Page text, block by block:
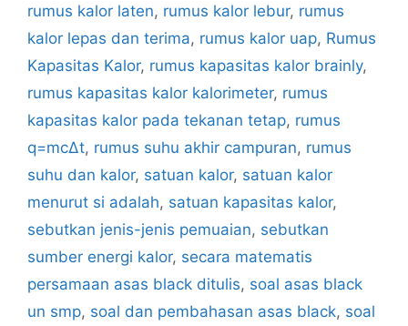
rumus kalor laten, rumus kalor lebur, rumus
kalor lepas dan terima, rumus kalor uap, Rumus
Kapasitas Kalor, rumus kapasitas kalor brainly,
rumus kapasitas kalor kalorimeter, rumus
kapasitas kalor pada tekanan tetap, rumus
q=mc∆t, rumus suhu akhir campuran, rumus
suhu dan kalor, satuan kalor, satuan kalor
menurut si adalah, satuan kapasitas kalor,
sebutkan jenis-jenis pemuaian, sebutkan
sumber energi kalor, secara matematis
persamaan asas black ditulis, soal asas black
un smp, soal dan pembahasan asas black, soal